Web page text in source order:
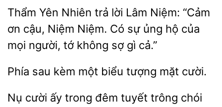
Thẩm Nhiên trả lời
Niệm: “Cảm
cậu, Niệm Niệm. Có sự ủng hộ của
mọi người, tớ không sợ gì cả.”
kèm một biểu tượng mặt
trong đêm tuyết trông chói